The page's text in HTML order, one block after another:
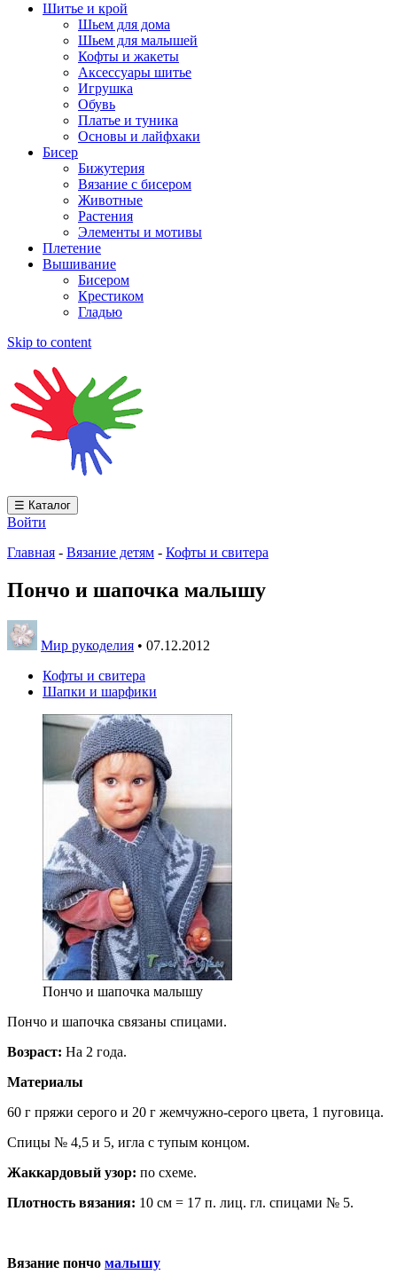
Шитье и крой
Шьем для дома
Шьем для малышей
Кофты и жакеты
Аксессуары шитье
Игрушка
Обувь
Платье и туника
Основы и лайфхаки
Бисер
Бижутерия
Вязание с бисером
Животные
Растения
Элементы и мотивы
Плетение
Вышивание
Бисером
Крестиком
Гладью
Skip to content
☰ Каталог
Войти
Главная - Вязание детям - Кофты и свитера
Пончо и шапочка малышу
Мир рукоделия • 07.12.2012
Кофты и свитера
Шапки и шарфики
Пончо и шапочка малышу
Пончо и шапочка связаны спицами.
Возраст: На 2 года.
Материалы
60 г пряжи серого и 20 г жемчужно-серого цвета, 1 пуговица.
Спицы № 4,5 и 5, игла с тупым концом.
Жаккардовый узор: по схеме.
Плотность вязания: 10 см = 17 п. лиц. гл. спицами № 5.
Вязание пончо малышу